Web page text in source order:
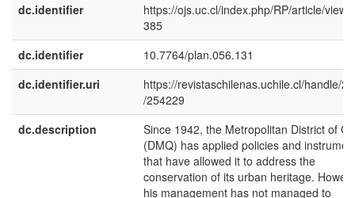
dc.identifier
https://ojs.uc.cl/index.php/RP/article/view/
385
dc.identifier
10.7764/plan.056.131
dc.identifier.uri
https://revistaschilenas.uchile.cl/handle/
/254229
dc.description
Since 1942, the Metropolitan District of
(DMQ) has applied policies and
that have allowed it to address the
conservation of its urban heritage.
his management has not managed to